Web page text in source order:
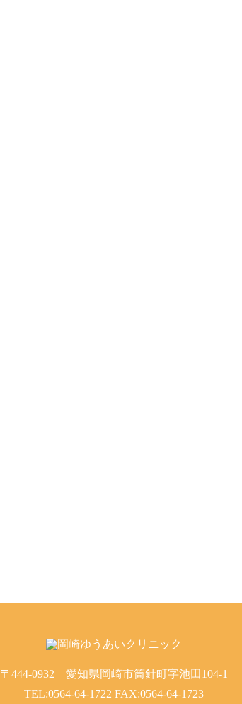
〒444-0932 愛知県岡崎市筒針町字池田104-1
TEL:0564-64-1722 FAX:0564-64-1723